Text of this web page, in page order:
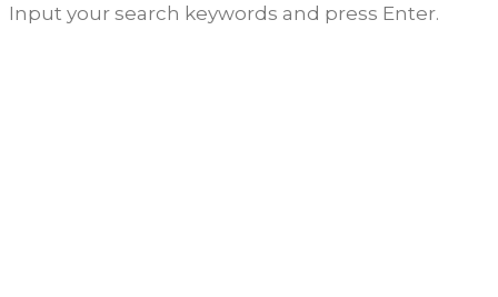
Input your search keywords and press Enter.